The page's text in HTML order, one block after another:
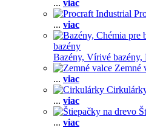
... viac
... viac
bazény
Bazény, Vírivé bazény,
Zemné
... viac
... viac
... viac